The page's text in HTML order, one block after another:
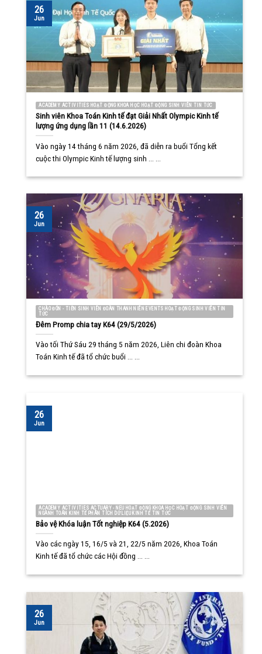
ACADEMY ACTIVITIES HOẠT ĐỘNG KHOA HỌC HOẠT ĐỘNG SINH VIÊN TIN TỨC
Sinh viên Khoa Toán Kinh tế đạt Giải Nhất Olympic Kinh tế
lượng ứng dụng lần 11 (14.6.2026)
Vào ngày 14 tháng 6 năm 2026, đã diễn ra buổi Tổng kết
cuộc thi Olympic Kinh tế lượng sinh ... ...
26
Jun
CHÀO ĐÓN - TIỄN SINH VIÊN ĐOÀN THANH NIÊN EVENTS HOẠT ĐỘNG SINH VIÊN TIN
TỨC
Đêm Promp chia tay K64 (29/5/2026)
Vào tối Thứ Sáu 29 tháng 5 năm 2026, Liên chi đoàn Khoa
Toán Kinh tế đã tổ chức buổi ... ...
26
Jun
ACADEMY ACTIVITIES ACTUARY - NEU HOẠT ĐỘNG KHOA HỌC HOẠT ĐỘNG SINH VIÊN
NGÀNH TOÁN KINH TẾ PHÂN TÍCH DỮ LIỆU KINH TẾ TIN TỨC
Bảo vệ Khóa luận Tốt nghiệp K64 (5.2026)
Vào các ngày 15, 16/5 và 21, 22/5 năm 2026, Khoa Toán
Kinh tế đã tổ chức các Hội đồng ... ...
26
Jun
26
Jun